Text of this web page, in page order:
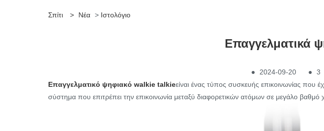
Σπίτι > Νέα > Ιστολόγιο
Επαγγελματικά
● 2024-09-20 ● 3
Επαγγελματικό ψηφιακό walkie talkieείναι ένας τύπος συσκευής επικοινωνίας που
σύστημα που επιτρέπει την επικοινωνία μεταξύ διαφορετικών ατόμων σε μεγάλο βαθμό